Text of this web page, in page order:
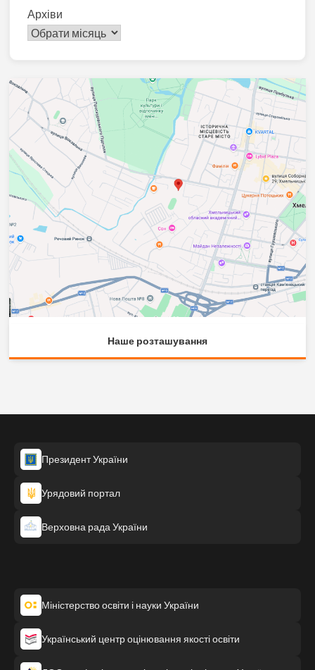
Архіви
Наше розташування
Президент України
Урядовий портал
Верховна рада України
Міністерство освіти і науки України
Український центр оцінювання якості освіти